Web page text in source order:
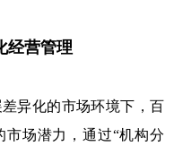
经营管理
异化的市场环境下，百
市场潜力，通过“机构分